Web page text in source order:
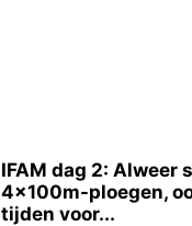
IFAM dag 2: Alweer
4x100m-ploegen,
tijden voor...